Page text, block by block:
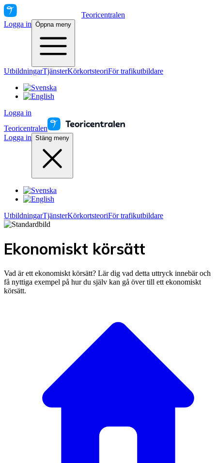
Teoricentralen
Logga in Öppna meny
UtbildningarTjänsterKörkortsteoriFör trafikutbildare
Logga in
Teoricentralen
Logga in Stäng meny
UtbildningarTjänsterKörkortsteoriFör trafikutbildare
Ekonomiskt körsätt
Vad är ett ekonomiskt körsätt? Lär dig vad detta uttryck innebär och
få nyttiga exempel på hur du själv kan gå över till ett ekonomiskt
körsätt.